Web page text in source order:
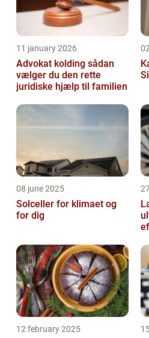
11 january 2026
Advokat kolding sådan
vælger du den rette
juridiske hjælp til familien
08 june 2025
Solceller for klimaet og
for dig
12 february 2025